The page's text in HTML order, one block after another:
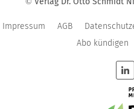
Impressum AGB
Abo kündigen